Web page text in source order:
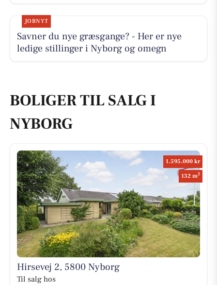
JOBNYT
Savner du nye græsgange? - Her er nye
ledige stillinger i Nyborg og omegn
BOLIGER TIL SALG I
NYBORG
1.595.000 kr
132 m2
Hirsevej 2, 5800 Nyborg
Til salg hos